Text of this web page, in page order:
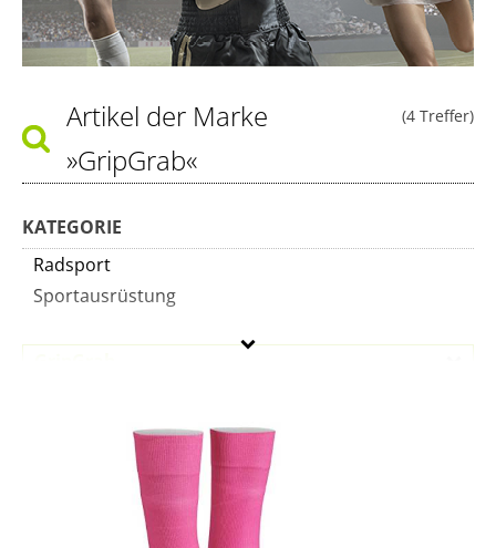
(4 Treffer)
Artikel der Marke
»GripGrab«
KATEGORIE
Radsport
Sportausrüstung